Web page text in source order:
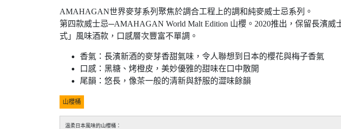
AMAHAGAN世界麥芽系列聚焦於調合工程上的調和純麥威士忌系列。
第四款威士忌─AMAHAGAN World Malt Edition 山櫻。2020推出，保留長濱
式」風味酒款，口感層次豐富不單調。
香氣：長濱新酒的麥芽香甜氣味，令人聯想到日本的櫻花與梅子香氣
口感：黑糖、烤橙皮，美妙優雅的甜味在口中散開
尾韻：悠長，像茶一般的清新與舒服的澀味餘韻
山櫻桶
溫柔日本風味的山櫻桶：